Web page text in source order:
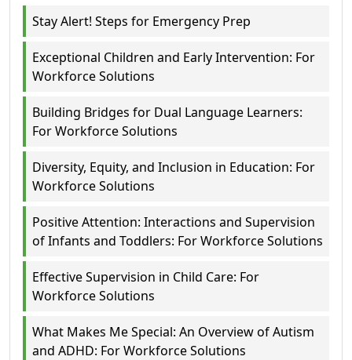
Stay Alert! Steps for Emergency Prep
Exceptional Children and Early Intervention: For
Workforce Solutions
Building Bridges for Dual Language Learners:
For Workforce Solutions
Diversity, Equity, and Inclusion in Education: For
Workforce Solutions
Positive Attention: Interactions and Supervision
of Infants and Toddlers: For Workforce Solutions
Effective Supervision in Child Care: For
Workforce Solutions
What Makes Me Special: An Overview of Autism
and ADHD: For Workforce Solutions